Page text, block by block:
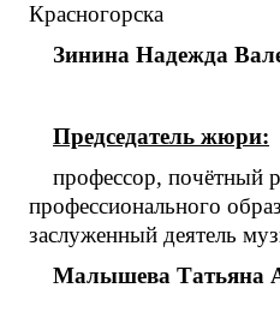
Красногорска
Зинина Надежда
Председатель жюри:
профессор, почётный
профессионального
заслуженный деятель
Малышева Татьяна